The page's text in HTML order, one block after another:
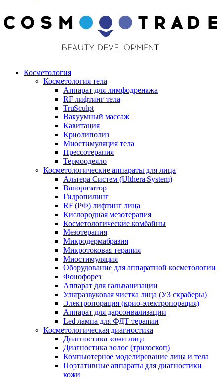
Косметология
Косметология тела
Аппарат для лимфодренажа
RF лифтинг тела
TruSculpt
Вакуумный массаж
Кавитация
Криолиполиз
Миостимуляция тела
Прессотерапия
Термоодеяло
Косметологические аппараты для лица
Альтера Систем (Ulthera System)
Вапоризатор
Гидропилинг
RF (РФ) лифтинг лица
Кислородная мезотерапия
Косметологические комбайны
Мезотерапия
Микродермабразия
Микротоковая терапия
Миостимуляция
Оборудование для аппаратной косметологии
Фонофорез
Аппарат для гальванизации
Ультразвуковая чистка лица (УЗ скраберы)
Электропорация (крио-электропорация)
Аппарат для дарсонвализации
Led лампа для ФДТ терапии
Косметологическая диагностика
Диагностика кожи лица
Диагностика волос (трихоскоп)
Компьютерное моделирование лица и тела
Портативные аппараты для диагностики
кожи